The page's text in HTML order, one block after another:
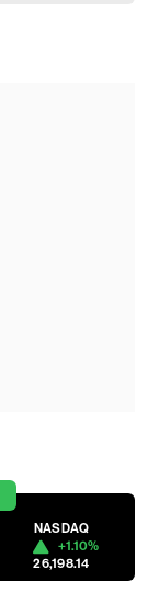
NASDAQ
+1.10%
26,198.14